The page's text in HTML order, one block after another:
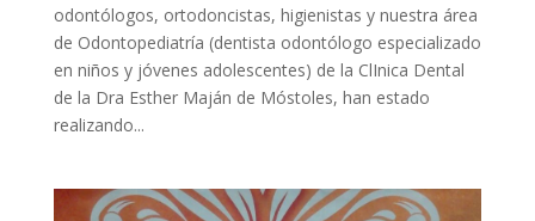
odontólogos, ortodoncistas, higienistas y nuestra área
de Odontopediatría (dentista odontólogo especializado
en niños y jóvenes adolescentes) de la ClInica Dental
de la Dra Esther Maján de Móstoles, han estado
realizando...